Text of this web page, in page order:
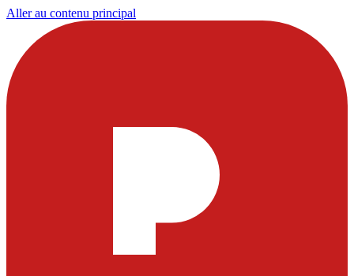
Aller au contenu principal